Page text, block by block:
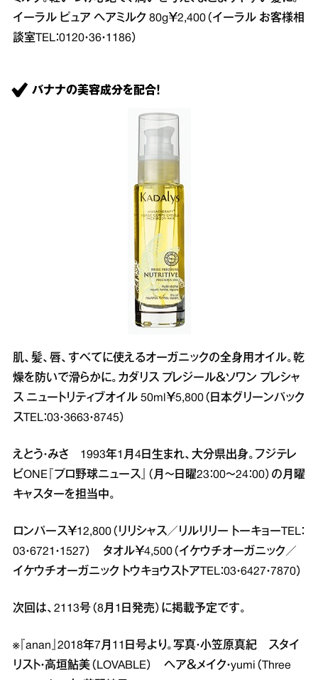
イーラル ピュア ヘアミルク 80g￥2,400（イーラル お客様相
談室TEL：0120・36・1186）
バナナの美容成分を配合！
肌、髪、唇、すべてに使えるオーガニックの全身用オイル。乾
燥を防いで滑らかに。カダリス プレジール＆ソワン プレシャ
ス ニュートリティブオイル 50ml￥5,800（日本グリーンパック
スTEL：03・3663・8745）
えとう・みさ 1993年1月4日生まれ、大分県出身。フジテレ
ビONE『プロ野球ニュース』（月～日曜23：00～24：00）の月曜
キャスターを担当中。
ロンパース￥12,800（リリシャス／リルリリー トーキョーTEL：
03・6721・1527） タオル￥4,500（イケウチオーガニック／
イケウチオーガニック トウキョウストアTEL：03・6427・7870）
次回は、2113号（8月1日発売）に掲載予定です。
※『anan』2018年7月11日号より。写真・小笠原真紀 スタイ
リスト・高垣鮎美（LOVABLE） ヘア＆メイク・yumi（Three